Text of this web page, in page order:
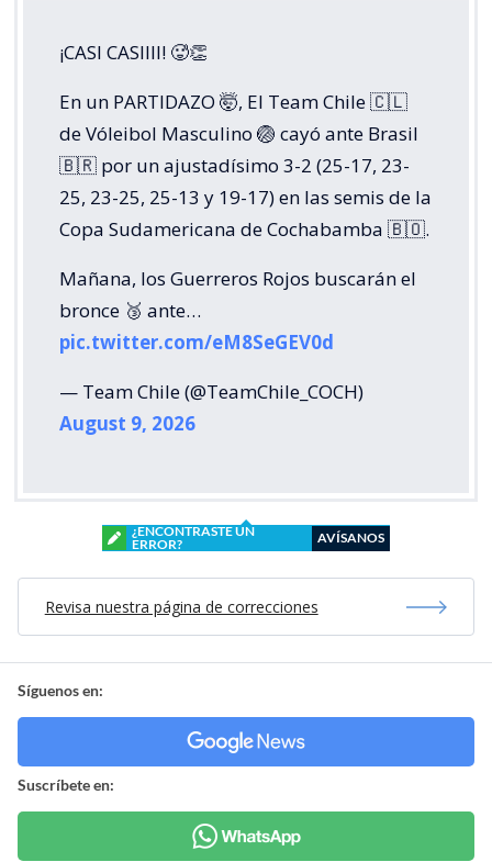
¡CASI CASIIII! 🥵👏
En un PARTIDAZO 🤯, El Team Chile 🇨🇱
de Vóleibol Masculino 🏐 cayó ante Brasil
🇧🇷 por un ajustadísimo 3-2 (25-17, 23-
25, 23-25, 25-13 y 19-17) en las semis de la
Copa Sudamericana de Cochabamba 🇧🇴.
Mañana, los Guerreros Rojos buscarán el
bronce 🥉 ante…
pic.twitter.com/eM8SeGEV0d
— Team Chile (@TeamChile_COCH)
August 9, 2026
¿ENCONTRASTE UN
ERROR?
AVÍSANOS
Revisa nuestra página de correcciones
Síguenos en:
Suscríbete en: